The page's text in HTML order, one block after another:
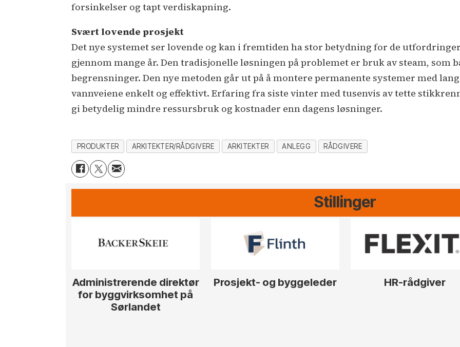
forsinkelser og tapt verdiskapning.
Svært lovende prosjekt
Det nye systemet ser lovende og kan i fremtiden ha stor betydning for de
gjennom mange år. Den tradisjonelle løsningen på problemet er bruk av steam, som
begrensninger. Den nye metoden går ut på å montere permanente systemer med
vannveiene enkelt og effektivt. Erfaring fra siste vinter med tusenvis av tette
gi betydelig mindre ressursbruk og kostnader enn dagens løsninger.
PRODUKTER ARKITEKTER/RÅDGIVERE ARKITEKTER ANLEGG RÅDGIVERE
Stillinger
Administrerende direktør
for byggvirksomhet på
Sørlandet
Prosjekt- og byggeleder HR-rådgiver